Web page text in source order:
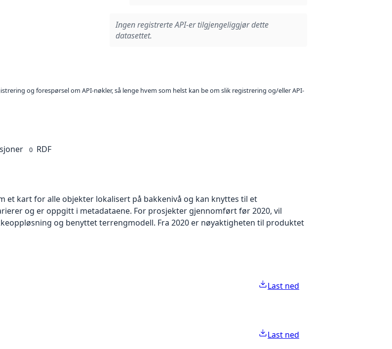
Ingen registrerte API-er tilgjengeliggjør dette
datasettet.
og forespørsel om API-nøkler, så lenge hvem som helst kan be om slik registrering og/eller API-
0 RDF
et kart for alle objekter lokalisert på bakkenivå og kan knyttes til et
og er oppgitt i metadataene. For prosjekter gjennomført før 2020, vil
og benyttet terrengmodell. Fra 2020 er nøyaktigheten til produktet
Last ned
Last ned